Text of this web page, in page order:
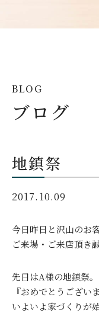
BLOG
ブログ
地鎮祭
2017.10.09
今日昨日と沢山のお
ご来場・ご来店頂き
先日はA様の地鎮祭。
『おめでとうござい
いよいよ家づくりが